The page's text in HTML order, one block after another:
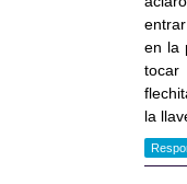
en la
la